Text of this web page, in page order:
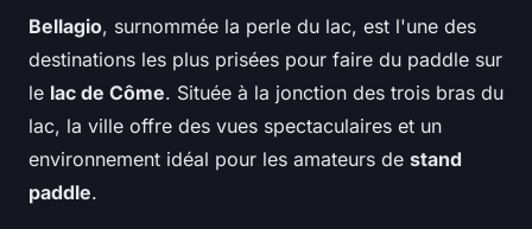
Bellagio, surnommée la perle du lac, est l'une des
destinations les plus prisées pour faire du paddle sur
le lac de Côme. Située à la jonction des trois bras du
lac, la ville offre des vues spectaculaires et un
environnement idéal pour les amateurs de stand
paddle.